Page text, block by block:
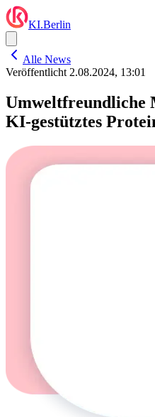
KI.Berlin
Alle News
Veröffentlicht 2.08.2024, 13:01
Umweltfreundliche
KI-gestütztes